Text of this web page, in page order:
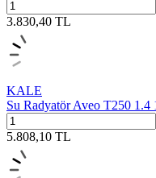
3.830,40 TL
KALE
Su Radyatör Aveo T250 1.4
5.808,10 TL